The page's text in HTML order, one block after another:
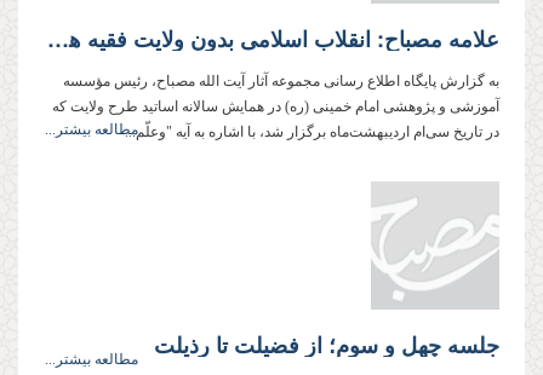
علامه مصباح: انقلاب اسلامی بدون ولایت فقیه هیچ فرقی با سایر انقلاب‌های دنیا ندارد
به گزارش پایگاه اطلاع رسانی مجموعه آثار آیت الله مصباح، رئیس مؤسسه
آموزشی و پژوهشی امام خمینی (ره) در همایش سالانه اساتید طرح ولایت که
در تاریخ سی‌ام اردیبهشت‌ماه برگزار شد، با اشاره به آیه "وعلّم...مطالعه بیشتر...
جلسه چهل‌ و سوم؛ از فضیلت تا رذیلت مطالعه بیشتر...